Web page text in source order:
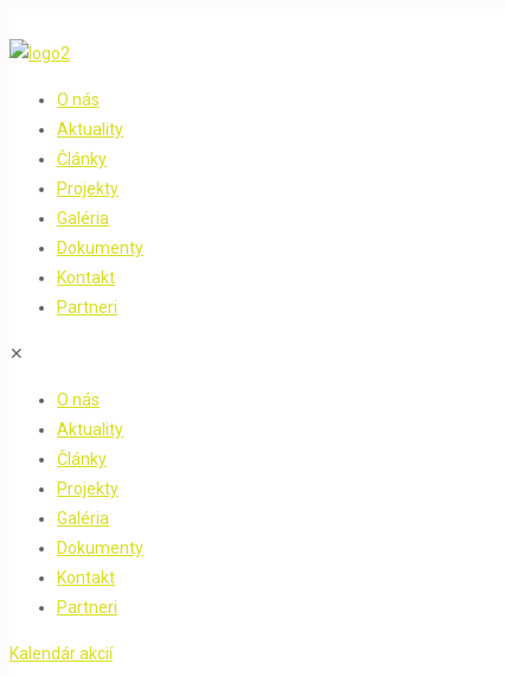
O nás
Aktuality
Články
Projekty
Galéria
Dokumenty
Kontakt
Partneri
✕
O nás
Aktuality
Články
Projekty
Galéria
Dokumenty
Kontakt
Partneri
Kalendár akcií